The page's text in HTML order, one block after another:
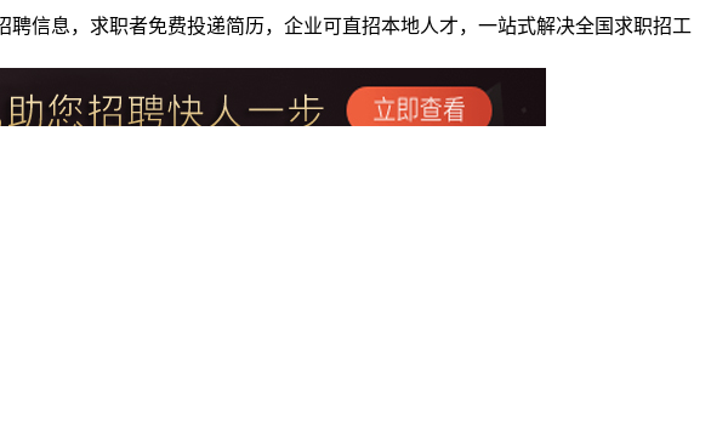
信息，求职者免费投递简历，企业可直招本地人才，一站式解决全国求职招工